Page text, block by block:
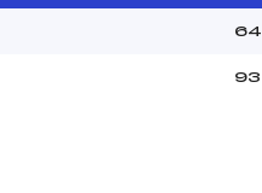
64
93